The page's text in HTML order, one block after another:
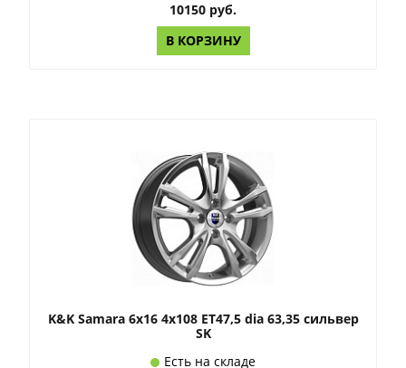
10150 руб.
В КОРЗИНУ
K&K Samara 6x16 4x108 ET47,5 dia 63,35 сильвер
SK
Есть на складе